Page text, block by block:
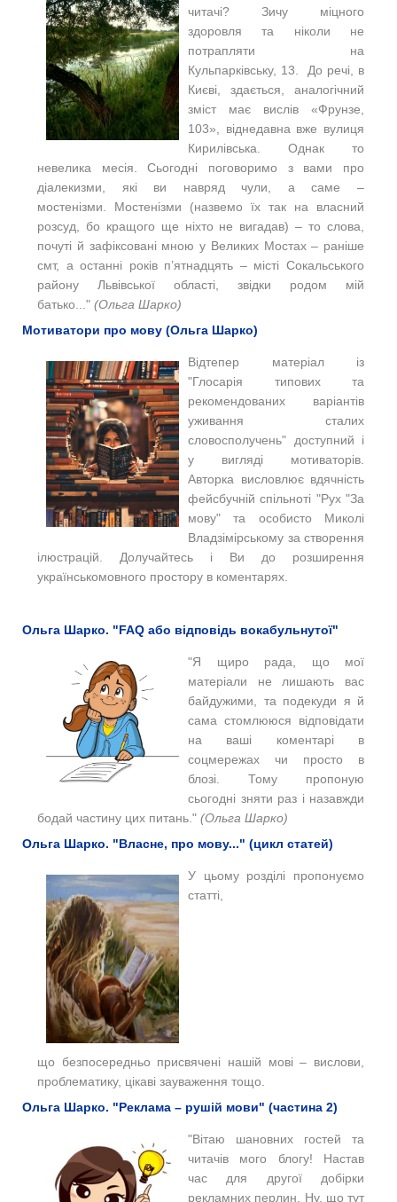
читачі? Зичу міцного
здоровля та ніколи не
потрапляти на
Кульпарківську, 13. До речі, в
Києві, здається, аналогічний
зміст має вислів «Фрунзе,
103», віднедавна вже вулиця
Кирилівська. Однак то
невелика месія. Сьогодні поговоримо з вами про
діалекизми, які ви навряд чули, а саме –
мостенізми. Мостенізми (назвемо їх так на власний
розсуд, бо кращого ще ніхто не вигадав) – то слова,
почуті й зафіксовані мною у Великих Мостах – раніше
смт, а останні років п’ятнадцять – місті Сокальського
району Львівської області, звідки родом мій
батько..." (Ольга Шарко)
Мотиватори про мову (Ольга Шарко)
Відтепер матеріал із
"Глосарія типових та
рекомендованих варіантів
уживання сталих
словосполучень" доступний і
у вигляді мотиваторів.
Авторка висловлює вдячність
фейсбучній спільноті "Рух "За
мову" та особисто Миколі
Владзімірському за створення
ілюстрацій. Долучайтесь і Ви до розширення
українськомовного простору в коментарях.
Ольга Шарко. "FAQ або відповідь вокабульнутої"
"Я щиро рада, що мої
матеріали не лишають вас
байдужими, та подекуди я й
сама стомлююся відповідати
на ваші коментарі в
соцмережах чи просто в
блозі. Тому пропоную
сьогодні зняти раз і назавжди
бодай частину цих питань." (Ольга Шарко)
Ольга Шарко. "Власне, про мову..." (цикл статей)
У цьому розділі пропонуємо
статті,
що безпосередньо присвячені нашій мові – вислови,
проблематику, цікаві зауваження тощо.
Ольга Шарко. "Реклама – рушій мови" (частина 2)
"Вітаю шановних гостей та
читачів мого блогу! Настав
час для другої добірки
рекламних перлин. Ну, що тут